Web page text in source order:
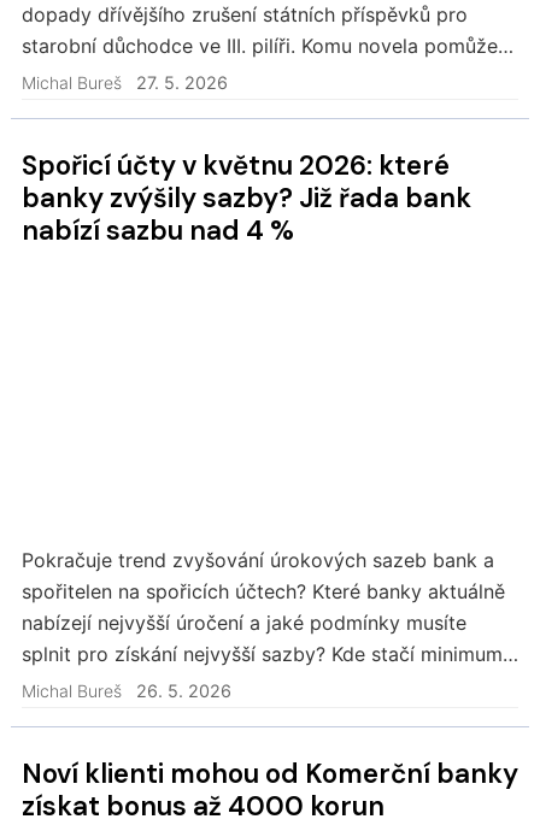
dopady dřívějšího zrušení státních příspěvků pro
starobní důchodce ve III. pilíři. Komu novela pomůže?
Novela umožní ukončení penzijka bez sankcí…
Michal Bureš 27. 5. 2026
Spořicí účty v květnu 2026: které
banky zvýšily sazby? Již řada bank
nabízí sazbu nad 4 %
Pokračuje trend zvyšování úrokových sazeb bank a
spořitelen na spořicích účtech? Které banky aktuálně
nabízejí nejvyšší úročení a jaké podmínky musíte
splnit pro získání nejvyšší sazby? Kde stačí minimum
podmínek a kde jich musíte splnit celou řadu?
Michal Bureš 26. 5. 2026
Noví klienti mohou od Komerční banky
získat bonus až 4000 korun